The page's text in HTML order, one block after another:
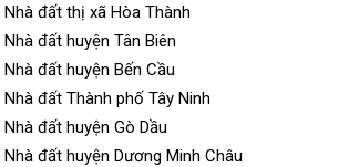
Nhà đất thị xã Hòa Thành
Nhà đất huyện Tân Biên
Nhà đất huyện Bến Cầu
Nhà đất Thành phố Tây Ninh
Nhà đất huyện Gò Dầu
Nhà đất huyện Dương Minh Châu